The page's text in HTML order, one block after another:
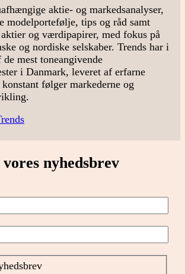
aktie- og markedsanalyser,
modelportefølje, tips og råd samt
og værdipapirer, med fokus på
og nordiske selskaber. Trends har i
mest toneangivende
i Danmark, leveret af erfarne
følger markederne og
nyhedsbrev